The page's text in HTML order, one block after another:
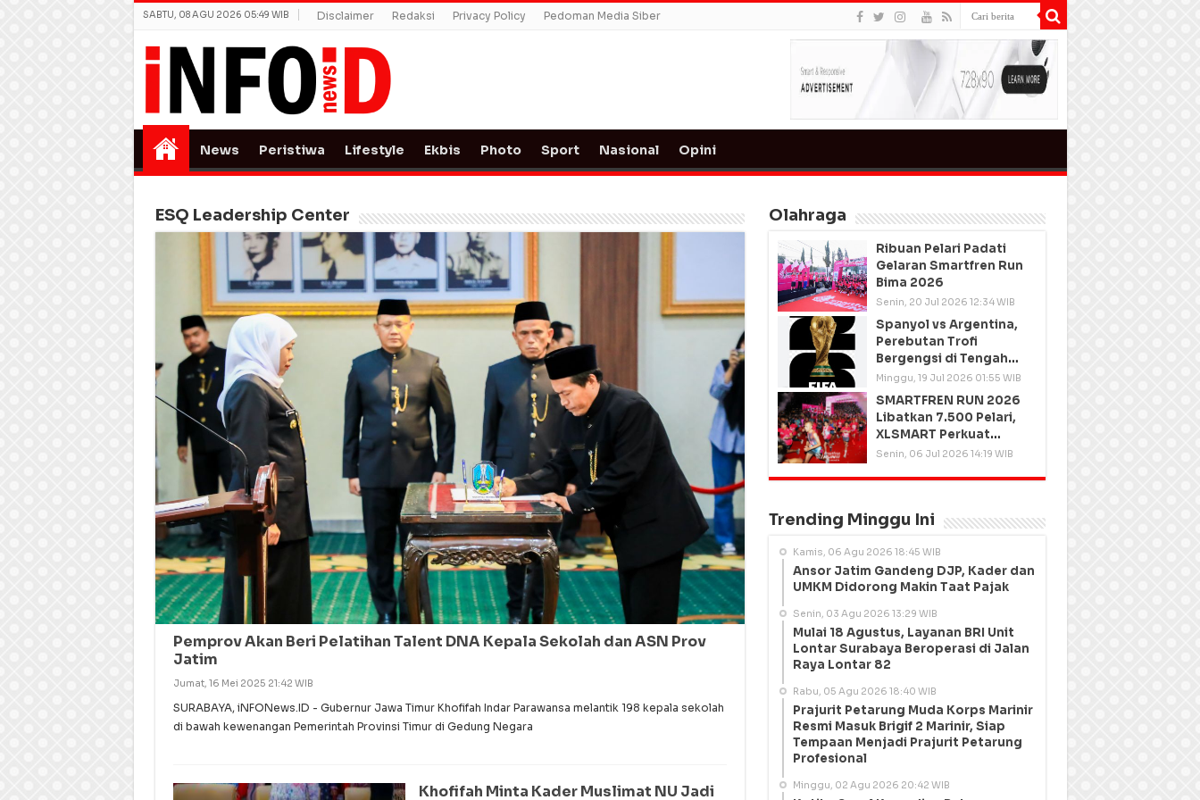
SABTU, 08 AGU 2026 05:49 WIB Disclaimer Redaksi Privacy Policy Pedoman Media Siber
News Peristiwa Lifestyle Ekbis Photo Sport Nasional Opini
ESQ Leadership Center
Pemprov Akan Beri Pelatihan Talent DNA Kepala Sekolah dan ASN Prov
Jatim
Jumat, 16 Mei 2025 21:42 WIB
SURABAYA, iNFONews.ID - Gubernur Jawa Timur Khofifah Indar Parawansa melantik 198 kepala sekolah
di bawah kewenangan Pemerintah Provinsi Timur di Gedung Negara
Khofifah Minta Kader Muslimat NU Jadi
Olahraga
Ribuan Pelari Padati
Gelaran Smartfren Run
Bima 2026
Senin, 20 Jul 2026 12:34 WIB
Spanyol vs Argentina,
Perebutan Trofi
Bergengsi di Tengah
Semangat Persatuan
Minggu, 19 Jul 2026 01:55 WIB
SMARTFREN RUN 2026
Libatkan 7.500 Pelari,
XLSMART Perkuat
Kedekatan dengan
Senin, 06 Jul 2026 14:19 WIB
Trending Minggu Ini
Kamis, 06 Agu 2026 18:45 WIB
Ansor Jatim Gandeng DJP, Kader dan
UMKM Didorong Makin Taat Pajak
Senin, 03 Agu 2026 13:29 WIB
Mulai 18 Agustus, Layanan BRI Unit
Lontar Surabaya Beroperasi di Jalan
Raya Lontar 82
Rabu, 05 Agu 2026 18:40 WIB
Prajurit Petarung Muda Korps Marinir
Resmi Masuk Brigif 2 Marinir, Siap
Tempaan Menjadi Prajurit Petarung
Profesional
Minggu, 02 Agu 2026 20:42 WIB